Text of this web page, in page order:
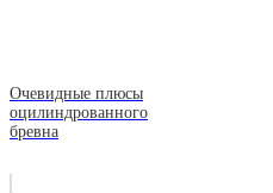
Очевидные плюсы
оцилиндрованного
бревна